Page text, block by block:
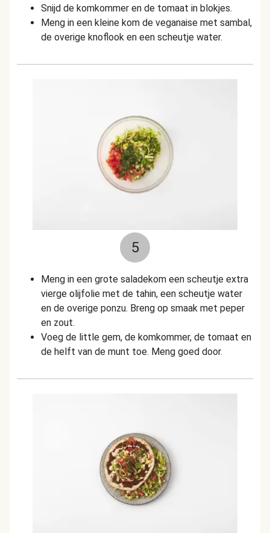
Snijd de komkommer en de tomaat in blokjes.
Meng in een kleine kom de veganaise met sambal,
de overige knoflook en een scheutje water.
5
Meng in een grote saladekom een ​​scheutje extra
vierge olijfolie met de tahin, een scheutje water
en de overige ponzu. Breng op smaak met peper
en zout.
Voeg de little gem, de komkommer, de tomaat en
de helft van de munt toe. Meng goed door.